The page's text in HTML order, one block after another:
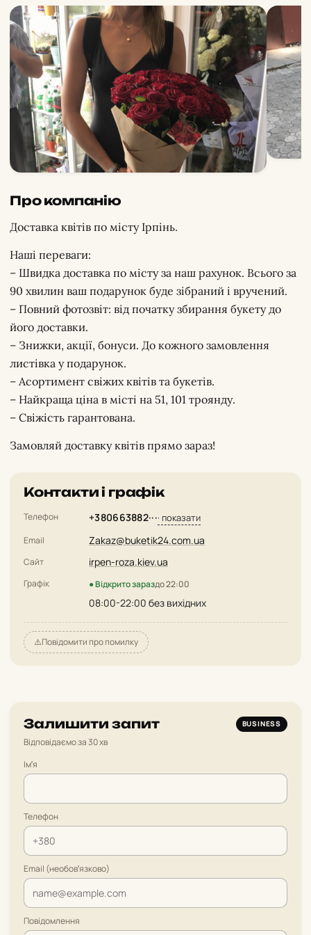
Про компанію
Доставка квітів по місту Ірпінь.
Наші переваги:
– Швидка доставка по місту за наш рахунок. Всього за
90 хвилин ваш подарунок буде зібраний і вручений.
– Повний фотозвіт: від початку збирання букету до
його доставки.
– Знижки, акції, бонуси. До кожного замовлення
листівка у подарунок.
– Асортимент свіжих квітів та букетів.
– Найкраща ціна в місті на 51, 101 троянду.
– Свіжість гарантована.
Замовляй доставку квітів прямо зараз!
Контакти і графік
Телефон +380663882···· показати
Email Zakaz@buketik24.com.ua
Сайт irpen-roza.kiev.ua
Графік ● Відкрито зараздо 22:00
08:00-22:00 без вихідних
⚠️Повідомити про помилку
Залишити запит BUSINESS
Відповідаємо за 30 хв
Імʼя
Телефон
Email (необовʼязково)
Повідомлення